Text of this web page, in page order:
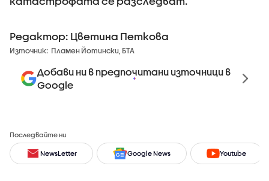
Редактор: Цветина Петкова
Източник: Пламен Йотински, БТА
Добави ни в предпочитани източници в
Google
Последвайте ни
NewsLetter Google News Youtube